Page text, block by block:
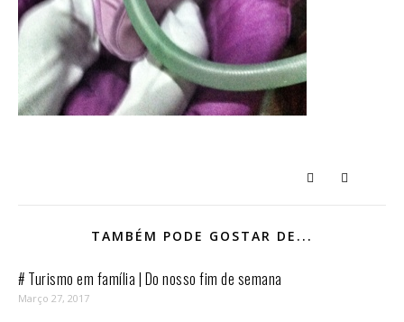
TAMBÉM PODE GOSTAR DE...
# Turismo em família | Do nosso fim de semana
Março 27, 2017